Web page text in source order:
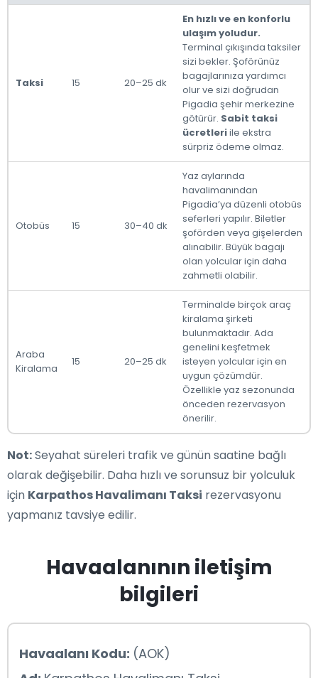
Taksi 15 20–25 dk
En hızlı ve en konforlu
ulaşım yoludur.
Terminal çıkışında taksiler
sizi bekler. Şoförünüz
bagajlarınıza yardımcı
olur ve sizi doğrudan
Pigadia şehir merkezine
götürür. Sabit taksi
ücretleriile ekstra
sürpriz ödeme olmaz.
Otobüs 15 30–40 dk
Yaz aylarında
havalimanından
Pigadia’ya düzenli otobüs
seferleri yapılır. Biletler
şoförden veya gişelerden
alınabilir. Büyük bagajı
olan yolcular için daha
zahmetli olabilir.
Araba
Kiralama
15 20–25 dk
Terminalde birçok araç
kiralama şirketi
bulunmaktadır. Ada
genelini keşfetmek
isteyen yolcular için en
uygun çözümdür.
Özellikle yaz sezonunda
önceden rezervasyon
önerilir.
Not:Seyahat süreleri trafik ve günün saatine bağlı
olarak değişebilir. Daha hızlı ve sorunsuz bir yolculuk
için Karpathos Havalimanı Taksi rezervasyonu
yapmanız tavsiye edilir.
Havaalanının iletişim
bilgileri
Havaalanı Kodu: (AOK)